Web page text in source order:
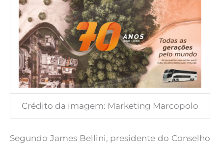
Crédito da imagem: Marketing Marcopolo
Segundo James Bellini, presidente do Conselho